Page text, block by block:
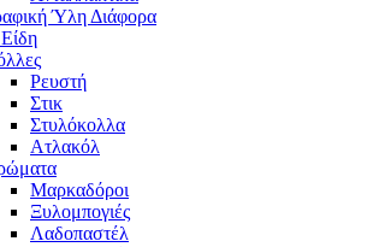
Ύλη Διάφορα
Ρευστή
Στικ
Στυλόκολλα
Ατλακόλ
Μαρκαδόροι
Ξυλομπογιές
Λαδοπαστέλ